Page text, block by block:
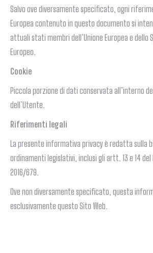
Salvo ove diversamente specificato, ogni
Europea contenuto in questo documento si
attuali stati membri dell’Unione Europea e dello
Europeo.
Cookie
Piccola porzione di dati conservata all’interno
dell’Utente.
Riferimenti legali
La presente informativa privacy è redatta sulla
ordinamenti legislativi, inclusi gli artt. 13 e 14 del
2016/679.
Ove non diversamente specificato, questa
esclusivamente questo Sito Web.